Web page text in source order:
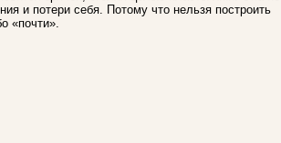
и потери себя. Потому что нельзя построить
«почти».